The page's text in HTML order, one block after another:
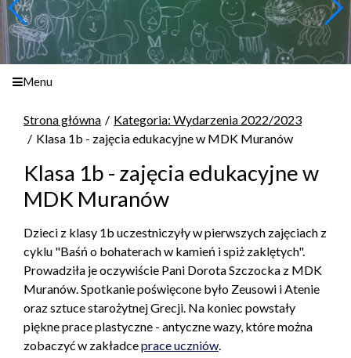
Menu
Strona główna
Kategoria: Wydarzenia 2022/2023
Klasa 1b - zajęcia edukacyjne w MDK Muranów
Klasa 1b - zajęcia edukacyjne w
MDK Muranów
Dzieci z klasy 1b uczestniczyły w pierwszych zajęciach z
cyklu "Baśń o bohaterach w kamień i spiż zaklętych".
Prowadziła je oczywiście Pani Dorota Szczocka z MDK
Muranów. Spotkanie poświęcone było Zeusowi i Atenie
oraz sztuce starożytnej Grecji. Na koniec powstały
piękne prace plastyczne - antyczne wazy, które można
zobaczyć w zakładceprace uczniów.